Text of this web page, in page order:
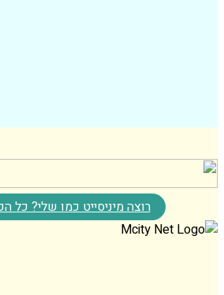
רוצה מיניסייט כמו שלי? כל הפרטים כאן!